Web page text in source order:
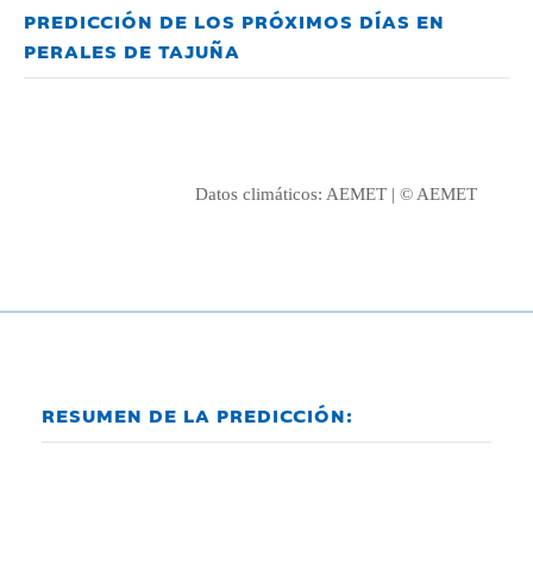
PREDICCIÓN DE LOS PRÓXIMOS DÍAS EN
PERALES DE TAJUÑA
Datos climáticos: AEMET | © AEMET
RESUMEN DE LA PREDICCIÓN: